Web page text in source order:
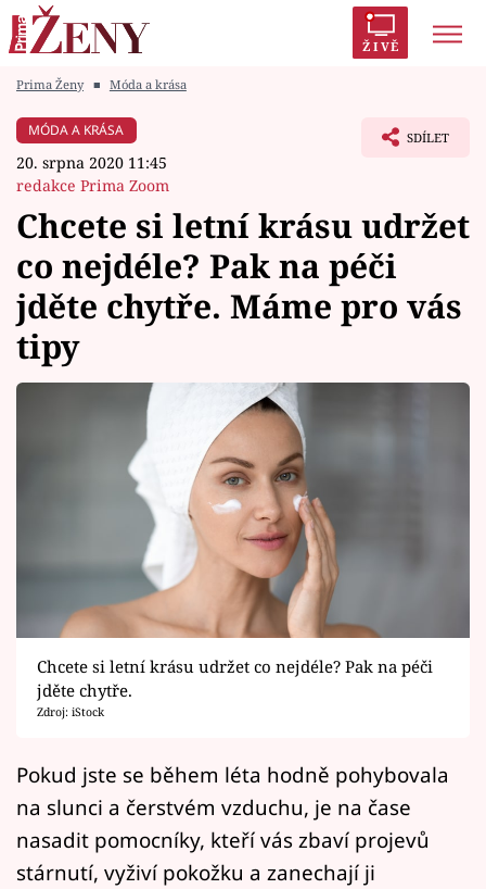
ŽIVĚ
Módní alarm
Témata
Celebrity
Vztahy
Horoskopy
Sledujte prima+
Filmový festival Karlovy Vary
Mámy sobě
Přihlášení
Sledujte nás
Prima Ženy ■ Móda a krása
MÓDA A KRÁSA
20. srpna 2020 11:45
redakce Prima Zoom
SDÍLET
Chcete si letní krásu udržet
co nejdéle? Pak na péči
jděte chytře. Máme pro vás
tipy
Chcete si letní krásu udržet co nejdéle? Pak na péči
jděte chytře.
Zdroj: iStock
Pokud jste se během léta hodně pohybovala
na slunci a čerstvém vzduchu, je na čase
nasadit pomocníky, kteří vás zbaví projevů
stárnutí, vyživí pokožku a zanechají ji